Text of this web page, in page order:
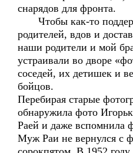
снарядов для фронта.
Чтобы как-то
родителей, вдов и
наши родители и мой
устраивали во дворе
соседей, их детишек и
бойцов.
Перебирая старые
обнаружила фото
Раей и даже вспомнила
Муж Раи не вернулся с